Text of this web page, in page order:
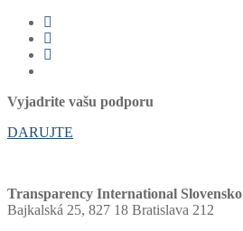
Vyjadrite vašu podporu
DARUJTE
Transparency International Slovensko
Bajkalská 25, 827 18 Bratislava 212